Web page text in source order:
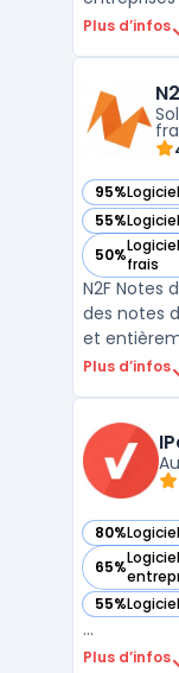
en compte
conformité
Plus d’infos
95%
— voir N2F
55%
— voir N2F
50%frais
— voir N2F
N2F Notes
des notes
et
simplifier
propose
...
Plus d’infos
80%
— voir
65%
— voir
55%
— voir
...
Plus d’infos